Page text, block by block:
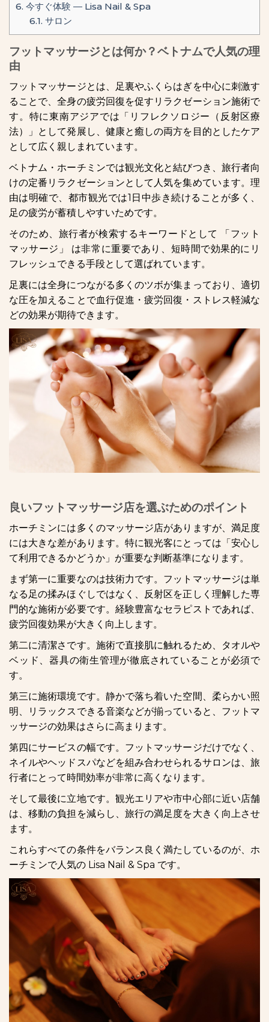
6. 今すぐ体験 ― Lisa Nail & Spa
6.1. サロン
フットマッサージとは何か？ベトナムで人気の理
由
フットマッサージとは、足裏やふくらはぎを中心に刺激す
ることで、全身の疲労回復を促すリラクゼーション施術で
す。特に東南アジアでは「リフレクソロジー（反射区療
法）」として発展し、健康と癒しの両方を目的としたケア
として広く親しまれています。
ベトナム・ホーチミンでは観光文化と結びつき、旅行者向
けの定番リラクゼーションとして人気を集めています。理
由は明確で、都市観光では1日中歩き続けることが多く、
足の疲労が蓄積しやすいためです。
そのため、旅行者が検索するキーワードとして 「フット
マッサージ」 は非常に重要であり、短時間で効果的にリ
フレッシュできる手段として選ばれています。
足裏には全身につながる多くのツボが集まっており、適切
な圧を加えることで血行促進・疲労回復・ストレス軽減な
どの効果が期待できます。
良いフットマッサージ店を選ぶためのポイント
ホーチミンには多くのマッサージ店がありますが、満足度
には大きな差があります。特に観光客にとっては「安心し
て利用できるかどうか」が重要な判断基準になります。
まず第一に重要なのは技術力です。フットマッサージは単
なる足の揉みほぐしではなく、反射区を正しく理解した専
門的な施術が必要です。経験豊富なセラピストであれば、
疲労回復効果が大きく向上します。
第二に清潔さです。施術で直接肌に触れるため、タオルや
ベッド、器具の衛生管理が徹底されていることが必須で
す。
第三に施術環境です。静かで落ち着いた空間、柔らかい照
明、リラックスできる音楽などが揃っていると、フットマ
ッサージの効果はさらに高まります。
第四にサービスの幅です。フットマッサージだけでなく、
ネイルやヘッドスパなどを組み合わせられるサロンは、旅
行者にとって時間効率が非常に高くなります。
そして最後に立地です。観光エリアや市中心部に近い店舗
は、移動の負担を減らし、旅行の満足度を大きく向上させ
ます。
これらすべての条件をバランス良く満たしているのが、ホ
ーチミンで人気の Lisa Nail & Spa です。